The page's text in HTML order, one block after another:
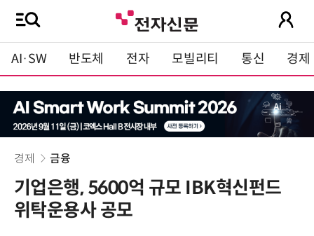
AI·SW 반도체 전자 모빌리티 통신 경제
경제 금융
기업은행, 5600억 규모 IBK혁신펀드
위탁운용사 공모